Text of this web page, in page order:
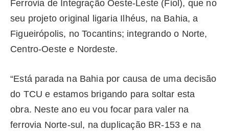
Ferrovia de Integração Oeste-Leste (Fiol), que no
seu projeto original ligaria Ilhéus, na Bahia, a
Figueirópolis, no Tocantins; integrando o Norte,
Centro-Oeste e Nordeste.
“Está parada na Bahia por causa de uma decisão
do TCU e estamos brigando para soltar esta
obra. Neste ano eu vou focar para valer na
ferrovia Norte-sul, na duplicação BR-153 e na